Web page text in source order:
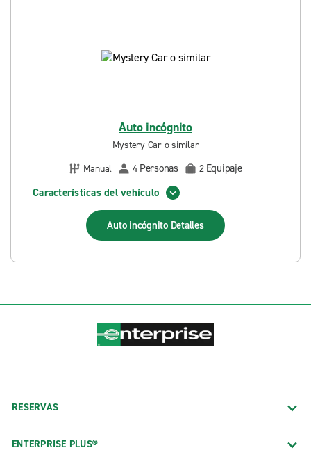
Auto incógnito
Mystery Car o similar
Manual
4 Personas 2 Equipaje
Características del vehículo
Auto incógnito Detalles
RESERVAS
ENTERPRISE PLUS®